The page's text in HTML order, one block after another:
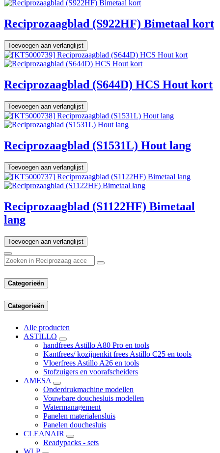
Reciprozaagblad (S922HF) Bimetaal kort
Toevoegen aan verlanglijst
Reciprozaagblad (S644D) HCS Hout kort
Toevoegen aan verlanglijst
Reciprozaagblad (S1531L) Hout lang
Toevoegen aan verlanglijst
Reciprozaagblad (S1122HF) Bimetaal
lang
Toevoegen aan verlanglijst
Categorieën
Categorieën
Alle producten
ASTILLO
handfrees Astillo A80 Pro en tools
Kantfrees/ kozijnenkit frees Astillo C25 en tools
Vloerfrees Astillo A26 en tools
Stofzuigers en voorafscheiders
AMESA
Onderdrukmachine modellen
Vouwbare douchesluis modellen
Watermanagement
Panelen materialensluis
Panelen douchesluis
CLEANAIR
Readypacks - sets